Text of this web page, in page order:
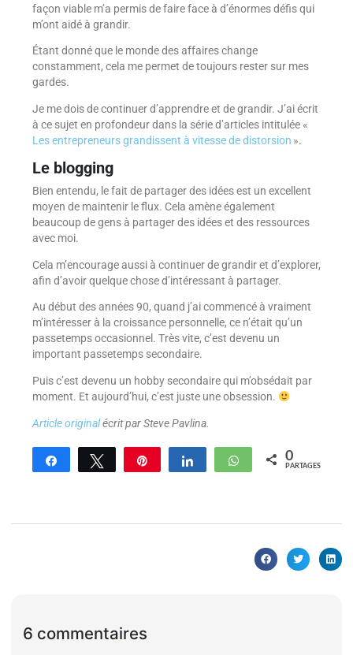
façon viable m’a permis de faire face à d’énormes défis qui
m’ont aidé à grandir.
Étant donné que le monde des affaires change
constamment, cela me permet de toujours rester sur mes
gardes.
Je me dois de continuer d’apprendre et de grandir. J’ai écrit
à ce sujet en profondeur dans la série d’articles intitulée «
Les entrepreneurs grandissent à vitesse de distorsion ».
Le blogging
Bien entendu, le fait de partager des idées est un excellent
moyen de maintenir le flux. Cela amène également
beaucoup de gens à partager des idées et des ressources
avec moi.
Cela m’encourage aussi à continuer de grandir et d’explorer,
afin d’avoir quelque chose d’intéressant à partager.
Au début des années 90, quand j’ai commencé à vraiment
m’intéresser à la croissance personnelle, ce n’était qu’un
passetemps occasionnel. Très vite, c’est devenu un
important passetemps secondaire.
Puis c’est devenu un hobby secondaire qui m’obsédait par
moment. Et aujourd’hui, c’est juste une obsession.
Article originalécrit par Steve Pavlina.
Partagez Tweetez Enregistrer Partagez WhatsApp
0
PARTAGES
6 commentaires